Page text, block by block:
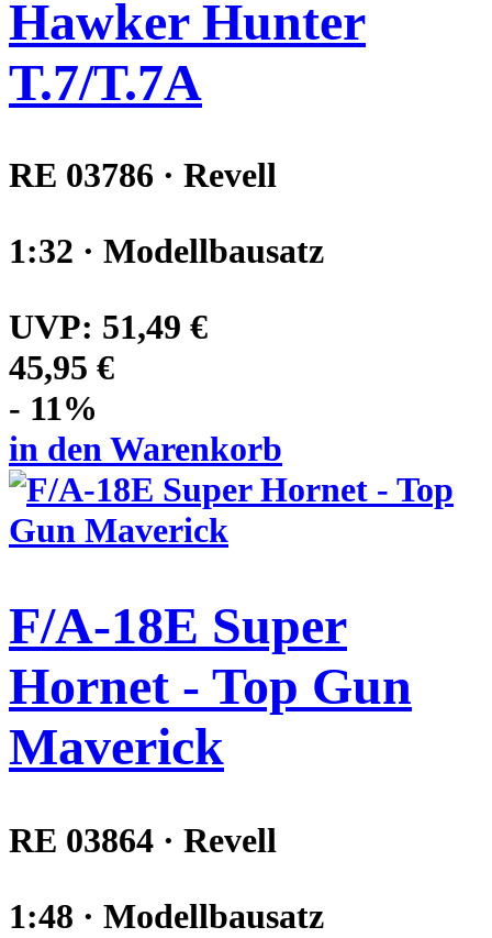
Hawker Hunter
T.7/T.7A
RE 03786 · Revell
1:32 · Modellbausatz
UVP: 51,49 €
45,95 €
- 11%
in den Warenkorb
F/A-18E Super
Hornet - Top Gun
Maverick
RE 03864 · Revell
1:48 · Modellbausatz